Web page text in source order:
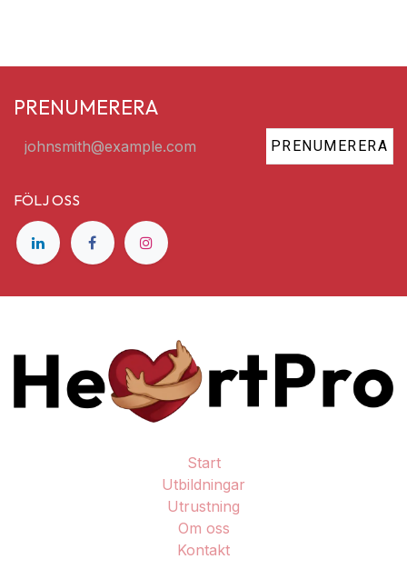
PRENUMERERA
PRENUMERERA
FÖLJ OSS
Start
Utbildningar
Utrustning
Om oss
Kontakt